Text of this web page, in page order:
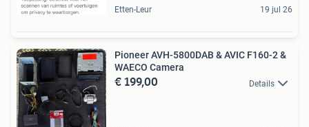
Etten-Leur 19 jul 26
Pioneer AVH-5800DAB & AVIC F160-2 &
WAECO Camera
€ 199,00 Details